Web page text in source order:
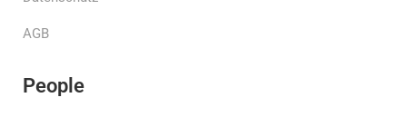
AGB
People